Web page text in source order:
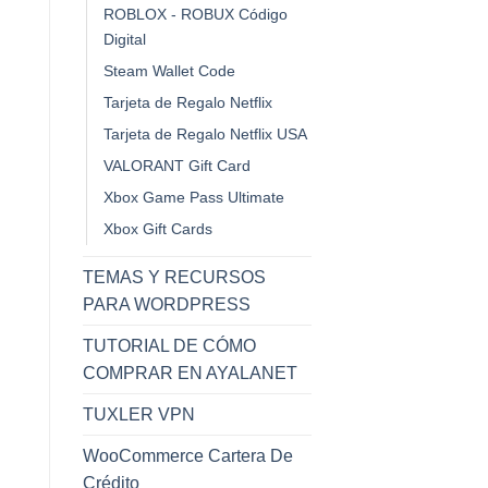
ROBLOX - ROBUX Código
Digital
Steam Wallet Code
Tarjeta de Regalo Netflix
Tarjeta de Regalo Netflix USA
VALORANT Gift Card
Xbox Game Pass Ultimate
Xbox Gift Cards
TEMAS Y RECURSOS
PARA WORDPRESS
TUTORIAL DE CÓMO
COMPRAR EN AYALANET
TUXLER VPN
WooCommerce Cartera De
Crédito
NINTENDO ESHOP
3 Meses USA
9.50 El
era:
$ 9.50.
$9.20El
es:
$ 9.20.
Hay existencias